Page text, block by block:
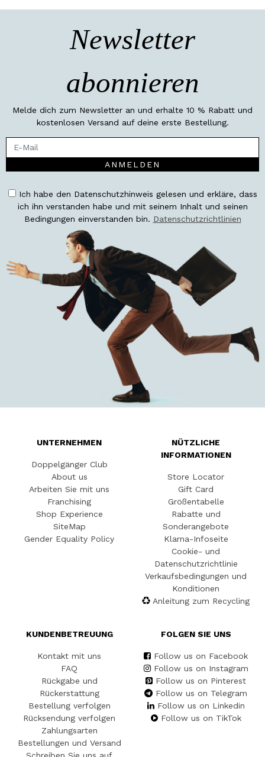
Newsletter
abonnieren
Melde dich zum Newsletter an und erhalte 10 % Rabatt und
kostenlosen Versand auf deine erste Bestellung.
ANMELDEN
Ich habe den Datenschutzhinweis gelesen und erkläre, dass
ich ihn verstanden habe und mit seinem Inhalt und seinen
Bedingungen einverstanden bin. Datenschutzrichtlinien
UNTERNEHMEN
Doppelgänger Club
About us
Arbeiten Sie mit uns
Franchising
Shop Experience
SiteMap
Gender Equality Policy
NÜTZLICHE
INFORMATIONEN
Store Locator
Gift Card
Größentabelle
Rabatte und
Sonderangebote
Klarna-Infoseite
Cookie- und
Datenschutzrichtlinie
Verkaufsbedingungen und
Konditionen
Anleitung zum Recycling
KUNDENBETREUUNG
Kontakt mit uns
FAQ
Rückgabe und
Rückerstattung
Bestellung verfolgen
Rücksendung verfolgen
Zahlungsarten
Bestellungen und Versand
Schreiben Sie uns auf
FOLGEN SIE UNS
Follow us on Facebook
Follow us on Instagram
Follow us on Pinterest
Follow us on Telegram
Follow us on Linkedin
Follow us on TikTok